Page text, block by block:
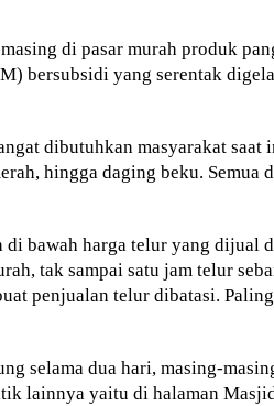
di pasar murah produk
bersubsidi yang serentak
dibutuhkan masyarakat saat
hingga daging beku. Semua
bawah harga telur yang dijual
tak sampai satu jam telur
penjualan telur dibatasi.
selama dua hari, masing-
lainnya yaitu di halaman